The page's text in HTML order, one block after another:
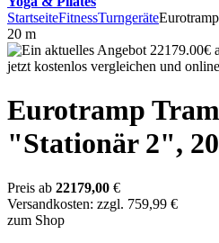
StartseiteFitnessTurngeräte
20 m
Eurotramp
"Stationär 2",
Preis ab 22179,00 €
Versandkosten: zzgl. 759,99 €
zum Shop